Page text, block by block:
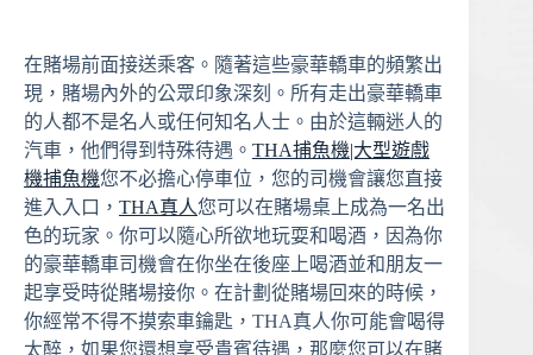
在賭場前面接送乘客。隨著這些豪華轎車的頻繁出
現，賭場內外的公眾印象深刻。所有走出豪華轎車
的人都不是名人或任何知名人士。由於這輛迷人的
汽車，他們得到特殊待遇。 THA捕魚機|大型遊戲
機捕魚機您不必擔心停車位，您的司機會讓您直接
進入入口， THA真人您可以在賭場桌上成為一名出
色的玩家。你可以隨心所欲地玩耍和喝酒，因為你
的豪華轎車司機會在你坐在後座上喝酒並和朋友一
起享受時從賭場接你。在計劃從賭場回來的時候，
你經常不得不摸索車鑰匙，THA真人你可能會喝得
太醉，如果您還想享受貴賓待遇，那麼您可以在賭